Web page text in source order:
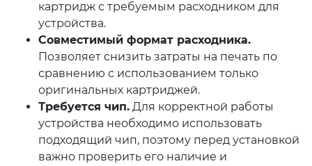
картридж с требуемым расходником для
устройства.
Совместимый формат расходника.
Позволяет снизить затраты на печать по
сравнению с использованием только
оригинальных картриджей.
Требуется чип. Для корректной работы
устройства необходимо использовать
подходящий чип, поэтому перед установкой
важно проверить его наличие и